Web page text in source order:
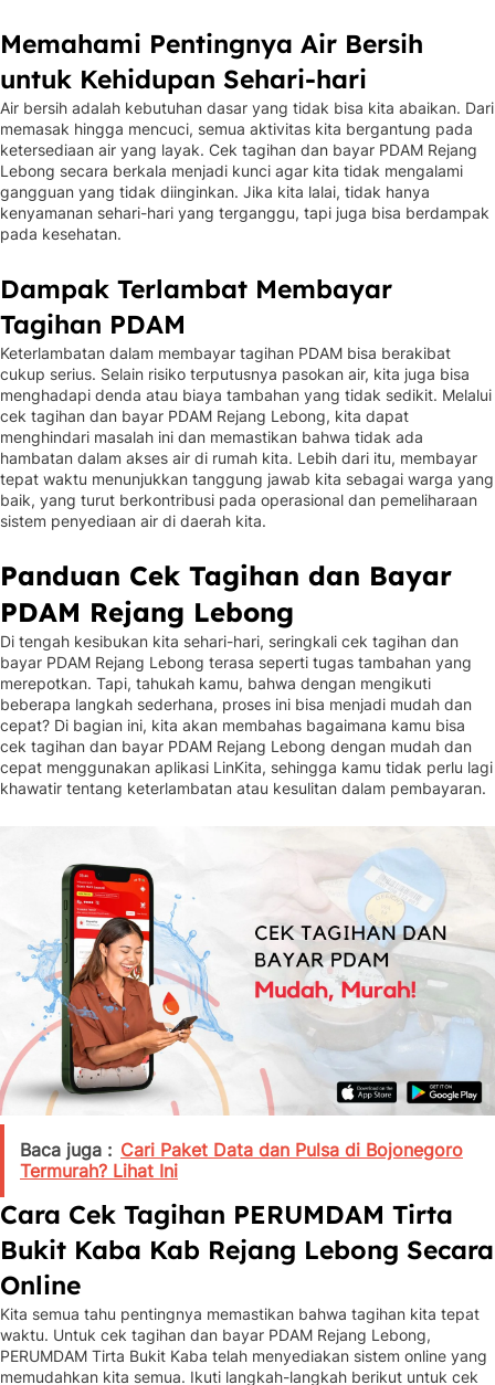
Memahami Pentingnya Air Bersih
untuk Kehidupan Sehari-hari
Air bersih adalah kebutuhan dasar yang tidak bisa kita abaikan. Dari
memasak hingga mencuci, semua aktivitas kita bergantung pada
ketersediaan air yang layak. Cek tagihan dan bayar PDAM Rejang
Lebong secara berkala menjadi kunci agar kita tidak mengalami
gangguan yang tidak diinginkan. Jika kita lalai, tidak hanya
kenyamanan sehari-hari yang terganggu, tapi juga bisa berdampak
pada kesehatan.
Dampak Terlambat Membayar
Tagihan PDAM
Keterlambatan dalam membayar tagihan PDAM bisa berakibat
cukup serius. Selain risiko terputusnya pasokan air, kita juga bisa
menghadapi denda atau biaya tambahan yang tidak sedikit. Melalui
cek tagihan dan bayar PDAM Rejang Lebong, kita dapat
menghindari masalah ini dan memastikan bahwa tidak ada
hambatan dalam akses air di rumah kita. Lebih dari itu, membayar
tepat waktu menunjukkan tanggung jawab kita sebagai warga yang
baik, yang turut berkontribusi pada operasional dan pemeliharaan
sistem penyediaan air di daerah kita.
Panduan Cek Tagihan dan Bayar
PDAM Rejang Lebong
Di tengah kesibukan kita sehari-hari, seringkali cek tagihan dan
bayar PDAM Rejang Lebong terasa seperti tugas tambahan yang
merepotkan. Tapi, tahukah kamu, bahwa dengan mengikuti
beberapa langkah sederhana, proses ini bisa menjadi mudah dan
cepat? Di bagian ini, kita akan membahas bagaimana kamu bisa
cek tagihan dan bayar PDAM Rejang Lebong dengan mudah dan
cepat menggunakan aplikasi LinKita, sehingga kamu tidak perlu lagi
khawatir tentang keterlambatan atau kesulitan dalam pembayaran.
Baca juga : Cari Paket Data dan Pulsa di Bojonegoro
Termurah? Lihat Ini
Cara Cek Tagihan PERUMDAM Tirta
Bukit Kaba Kab Rejang Lebong Secara
Online
Kita semua tahu pentingnya memastikan bahwa tagihan kita tepat
waktu. Untuk cek tagihan dan bayar PDAM Rejang Lebong,
PERUMDAM Tirta Bukit Kaba telah menyediakan sistem online yang
memudahkan kita semua. Ikuti langkah-langkah berikut untuk cek